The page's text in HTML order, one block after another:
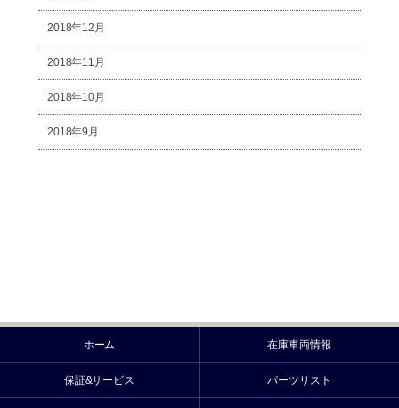
2018年12月
2018年11月
2018年10月
2018年9月
ホーム 在庫車両情報
保証&サービス パーツリスト